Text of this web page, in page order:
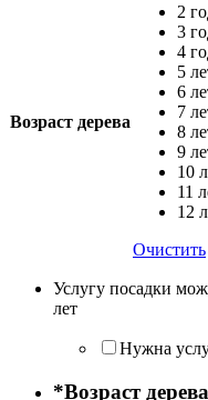
Возраст дерева
2
3
4
5
6
7
8
9
10
11
12
Очистить
Услугу посадки
лет
Нужна
*Возраст дерева